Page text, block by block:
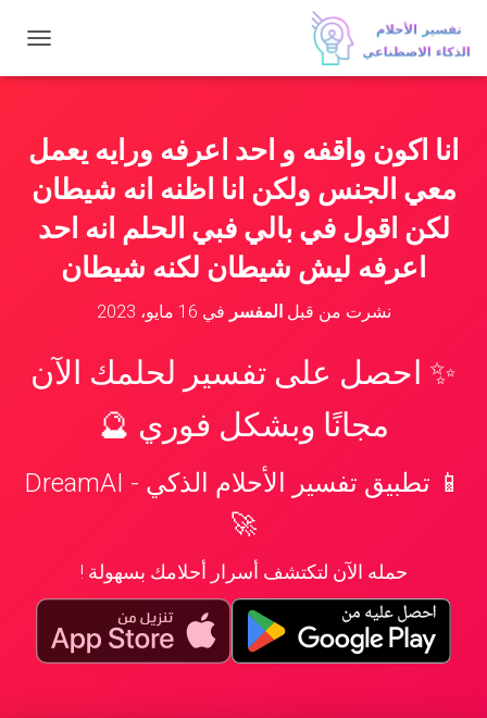
ب
ا
ت
ق
انا اكون واقفه و احد اعرفه ورايه يعمل
معي الجنس ولكن انا اظنه انه شيطان
لكن اقول في بالي فبي الحلم انه احد
اعرفه ليش شيطان لكنه شيطان
نشرت من قبلالمفسر في 16 مايو، 2023
✨ احصل على تفسير لحلمك الآن
مجانًا وبشكل فوري 🔮
📱 تطبيق تفسير الأحلام الذكي - DreamAI
🚀
حمله الآن لتكتشف أسرار أحلامك بسهولة !